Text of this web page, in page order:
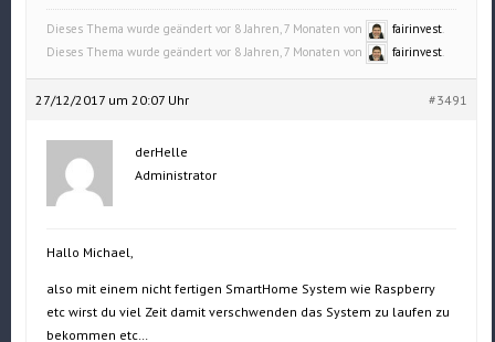
Dieses Thema wurde geändert vor 8 Jahren, 7 Monaten von fairinvest.
Dieses Thema wurde geändert vor 8 Jahren, 7 Monaten von
fairinvest
27/12/2017 um 20:07 Uhr #3491
derHelle
Administrator
Hallo Michael,
also mit einem nicht fertigen SmartHome System wie Raspberry
etc wirst du viel Zeit damit verschwenden das System zu laufen zu
bekommen etc…